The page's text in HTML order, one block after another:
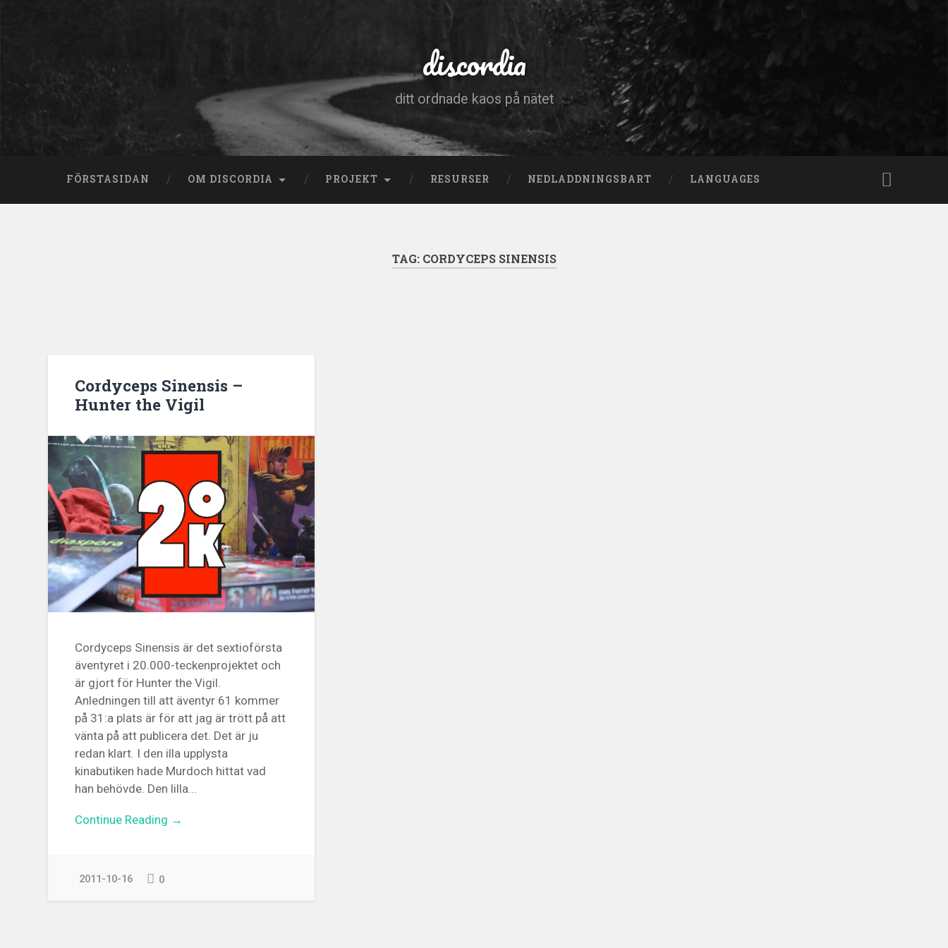
discordia
ditt ordnade kaos på nätet
FÖRSTASIDAN OM DISCORDIA PROJEKT RESURSER NEDLADDNINGSBART LANGUAGES
TAG: CORDYCEPS SINENSIS
Cordyceps Sinensis –
Hunter the Vigil
Cordyceps Sinensis är det sextioförsta
äventyret i 20.000-teckenprojektet och
är gjort för Hunter the Vigil.
Anledningen till att äventyr 61 kommer
på 31:a plats är för att jag är trött på att
vänta på att publicera det. Det är ju
redan klart. I den illa upplysta
kinabutiken hade Murdoch hittat vad
han behövde. Den lilla...
Continue Reading →
2011-10-16 0